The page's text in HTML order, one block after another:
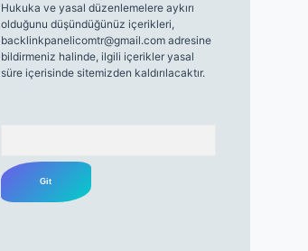
Hukuka ve yasal düzenlemelere aykırı
olduğunu düşündüğünüz içerikleri,
backlinkpanelicomtr@gmail.comadresine
bildirmeniz halinde, ilgili içerikler yasal
süre içerisinde sitemizden kaldırılacaktır.